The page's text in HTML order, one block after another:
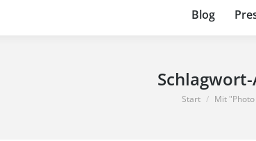
Blog
Sie befinden
Start Mit